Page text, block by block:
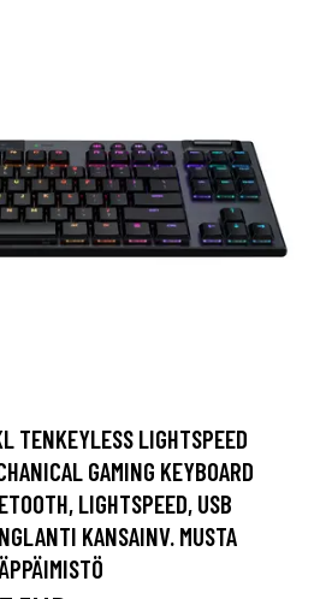
TENKEYLESS LIGHTSPEED
GAMING KEYBOARD
LIGHTSPEED, USB
KANSAINV. MUSTA